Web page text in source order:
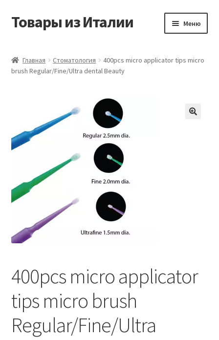
Перейти
Перейти
Товары из Италии Меню
Виды доставки
Корзина
Магазин
Мой аккаунт
Оставить отзыв
Оформление заказа
Сотрудничество
Главная Стоматология
400pcs micro applicator tips micro
brush Regular/Fine/Ultra dental Beauty
400pcs micro applicator
tips micro brush
Regular/Fine/Ultra